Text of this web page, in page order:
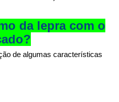
da lepra com o
de algumas características